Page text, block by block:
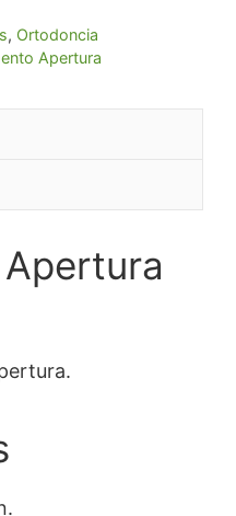
, Ortodoncia
Apertura